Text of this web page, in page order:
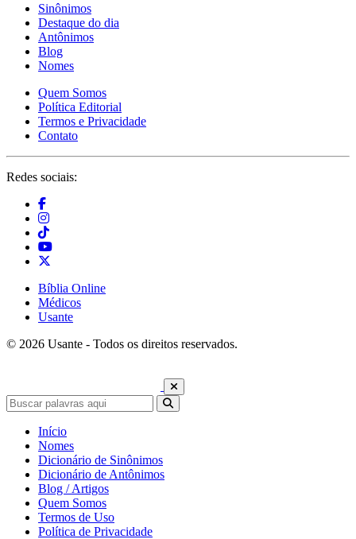
Sinônimos
Destaque do dia
Antônimos
Blog
Nomes
Quem Somos
Política Editorial
Termos e Privacidade
Contato
Redes sociais:
Bíblia Online
Médicos
Usante
© 2026 Usante - Todos os direitos reservados.
Início
Nomes
Dicionário de Sinônimos
Dicionário de Antônimos
Blog / Artigos
Quem Somos
Termos de Uso
Política de Privacidade